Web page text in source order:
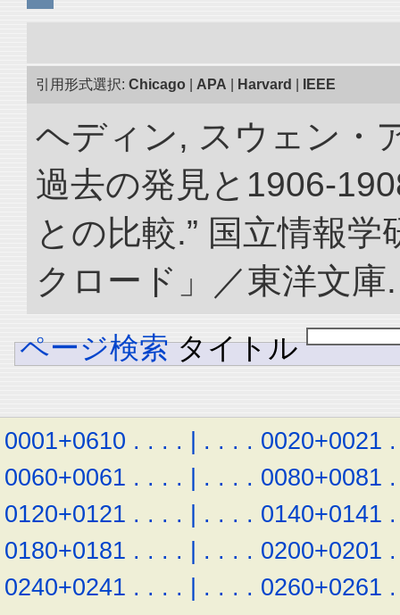
引用形式選択: Chicago APA Harvard IEEE
ヘディン, スウェン・
過去の発見と1906-
との比較.” 国立情報
クロード」／東洋文
ページ検索 タイトル
0001+0610 . . . . | . . . . 0020+0021 .
0060+0061 . . . . | . . . . 0080+0081 .
0120+0121 . . . . | . . . . 0140+0141 .
0180+0181 . . . . | . . . . 0200+0201 .
0240+0241 . . . . | . . . . 0260+0261 .